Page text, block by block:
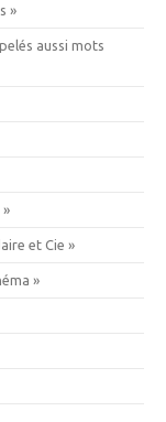
»
aussi mots
et Cie »
»